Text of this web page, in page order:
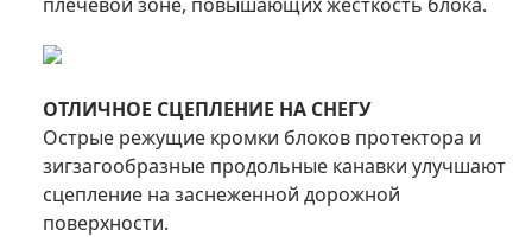
ОТЛИЧНОЕ СЦЕПЛЕНИЕ НА СНЕГУ
Острые режущие кромки блоков протектора и
зигзагообразные продольные канавки улучшают
сцепление на заснеженной дорожной
поверхности.